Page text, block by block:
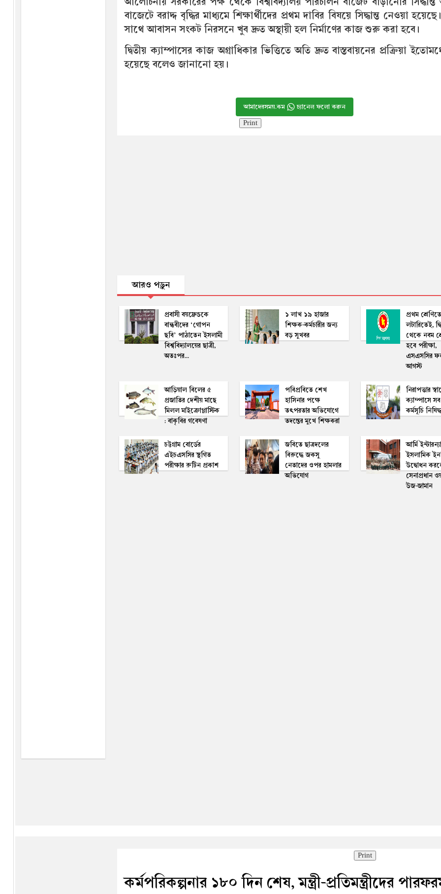
বাজেটে বরাদ্দ বৃদ্ধির মাধ্যমে শিক্ষার্থীদের প্রথম দাবির বিষয়ে সিদ্ধান্ত নেওয়া
সাথে আবাসন সংকট নিরসনে খুব দ্রুত অস্থায়ী হল নির্মাণের কাজ শুরু করা হবে।
দ্বিতীয় ক্যাম্পাসের কাজ অগ্রাধিকার ভিত্তিতে অতি দ্রুত বাস্তবায়নের প্রক্রিয়া
হয়েছে বলেও জানানো হয়।
আমাদেরসময়.কম চ্যানেল ফলো করুন
Print
আরও পড়ুন
প্রবাসী বয়ফ্রেন্ডকে
বান্ধবীদের ‘গোপন
ছবি’ পাঠাতেন ইসলামী
বিশ্ববিদ্যালয়ের ছাত্রী,
অতঃপর...
১ লাখ ১৯ হাজার
শিক্ষক-কর্মচারীর জন্য
বড় সুখবর
প্রথম
লটারিতেই,
থেকে নবম
হবে পরীক্ষা,
এসএসসির
আগস্ট
আড়িয়াল বিলের ৫
প্রজাতির দেশীয় মাছে
মিলল মাইক্রোপ্লাস্টিক
: বাকৃবির গবেষণা
পবিপ্রবিতে শেখ
হাসিনার পক্ষে
তৎপরতার অভিযোগে
তদন্তের মুখে শিক্ষকরা
নিরাপত্তার
ক্যাম্পাসে
কর্মসূচি
চট্টগ্রাম বোর্ডের
এইচএসসির স্থগিত
পরীক্ষার রুটিন প্রকাশ
জবিতে ছাত্রদলের
বিরুদ্ধে জকসু
নেতাদের ওপর হামলার
অভিযোগ
আর্মি
ইসলামিক
উদ্বোধন
সেনাপ্রধান
উজ-জামান
Print
কর্মপরিকল্পনার ১৮০ দিন শেষ, মন্ত্রী-প্রতিমন্ত্রীদের